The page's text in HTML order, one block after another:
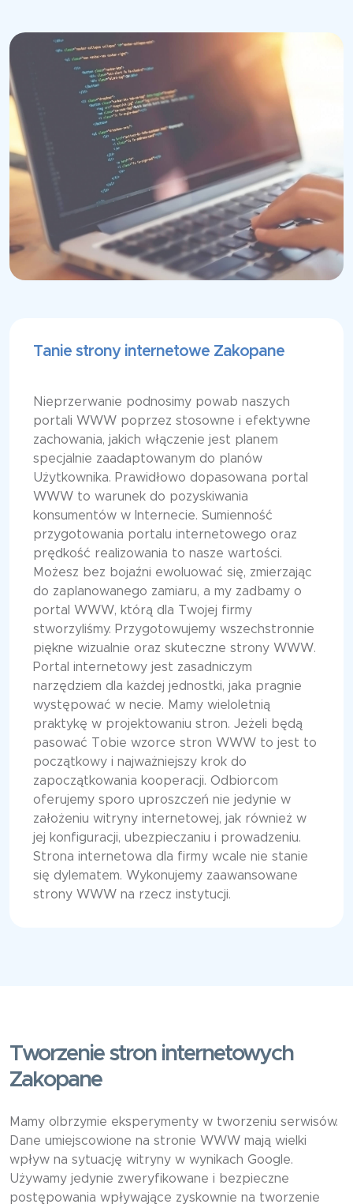
Tanie strony internetowe Zakopane
Nieprzerwanie podnosimy powab naszych
portali WWW poprzez stosowne i efektywne
zachowania, jakich włączenie jest planem
specjalnie zaadaptowanym do planów
Użytkownika. Prawidłowo dopasowana portal
WWW to warunek do pozyskiwania
konsumentów w Internecie. Sumienność
przygotowania portalu internetowego oraz
prędkość realizowania to nasze wartości.
Możesz bez bojaźni ewoluować się, zmierzając
do zaplanowanego zamiaru, a my zadbamy o
portal WWW, którą dla Twojej firmy
stworzyliśmy. Przygotowujemy wszechstronnie
piękne wizualnie oraz skuteczne strony WWW.
Portal internetowy jest zasadniczym
narzędziem dla każdej jednostki, jaka pragnie
występować w necie. Mamy wieloletnią
praktykę w projektowaniu stron. Jeżeli będą
pasować Tobie wzorce stron WWW to jest to
początkowy i najważniejszy krok do
zapoczątkowania kooperacji. Odbiorcom
oferujemy sporo uproszczeń nie jedynie w
założeniu witryny internetowej, jak również w
jej konfiguracji, ubezpieczaniu i prowadzeniu.
Strona internetowa dla firmy wcale nie stanie
się dylematem. Wykonujemy zaawansowane
strony WWW na rzecz instytucji.
Tworzenie stron internetowych
Zakopane
Mamy olbrzymie eksperymenty w tworzeniu serwisów.
Dane umiejscowione na stronie WWW mają wielki
wpływ na sytuację witryny w wynikach Google.
Używamy jedynie zweryfikowane i bezpieczne
postępowania wpływające zyskownie na tworzenie